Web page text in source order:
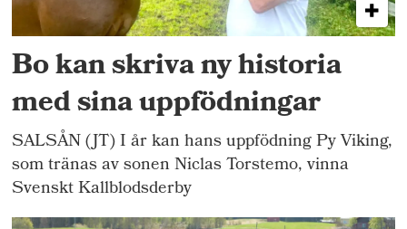
Bo kan skriva ny historia
med sina uppfödningar
SALSÅN (JT) I år kan hans uppfödning Py Viking,
som tränas av sonen Niclas Torstemo, vinna
Svenskt Kallblodsderby